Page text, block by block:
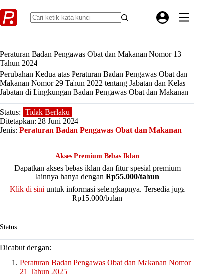
to
content
Peraturan Badan Pengawas Obat dan Makanan Nomor 13
Tahun 2024
Perubahan Kedua atas Peraturan Badan Pengawas Obat dan
Makanan Nomor 29 Tahun 2022 tentang Jabatan dan Kelas
Jabatan di Lingkungan Badan Pengawas Obat dan Makanan
Status: Tidak Berlaku
Ditetapkan: 28 Juni 2024
Jenis: Peraturan Badan Pengawas Obat dan Makanan
Akses Premium Bebas Iklan
Dapatkan akses bebas iklan dan fitur spesial premium
lainnya hanya dengan Rp55.000/tahun
Klik di sini untuk informasi selengkapnya. Tersedia juga
Rp15.000/bulan
Status
Dicabut dengan:
Peraturan Badan Pengawas Obat dan Makanan Nomor
21 Tahun 2025